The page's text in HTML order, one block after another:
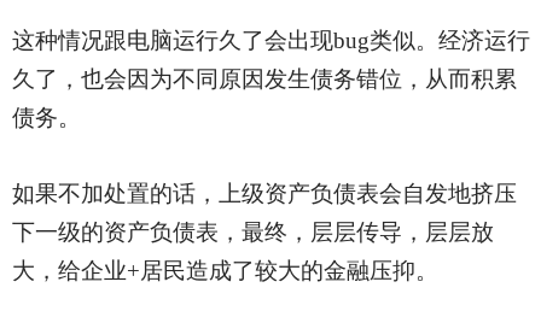
这种情况跟电脑运行久了会出现bug类似。经济运行
久了，也会因为不同原因发生债务错位，从而积累
债务。
如果不加处置的话，上级资产负债表会自发地挤压
下一级的资产负债表，最终，层层传导，层层放
大，给企业+居民造成了较大的金融压抑。